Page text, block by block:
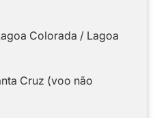
Colorada / Lagoa
Cruz (voo não